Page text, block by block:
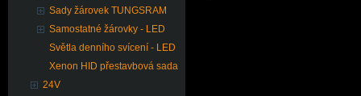
Sady žárovek TUNGSRAM
Samostatné žárovky - LED
Světla denního svícení - LED
Xenon HID přestavbová sada
24V